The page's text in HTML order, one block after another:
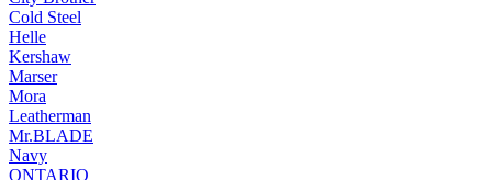
Cold Steel
Helle
Kershaw
Marser
Mora
Leatherman
Mr.BLADE
Navy
ONTARIO